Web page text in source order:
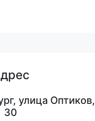
улица Оптиков,
30